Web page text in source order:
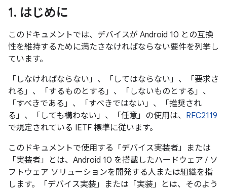
1. はじめに
このドキュメントでは、デバイスが Android 10 との互換
性を維持するために満たさなければならない要件を列挙し
ています。
「しなければならない」、「してはならない」、「要求さ
れる」、「するものとする」、「しないものとする」、
「すべきである」、「すべきではない」、「推奨され
る」、「しても構わない」、「任意」の使用は、 RFC2119
で規定されている IETF 標準に従います。
このドキュメントで使用する「デバイス実装者」または
「実装者」とは、Android 10 を搭載したハードウェア / ソ
フトウェア ソリューションを開発する人または組織を指
します。「デバイス実装」または「実装」とは、そのよう